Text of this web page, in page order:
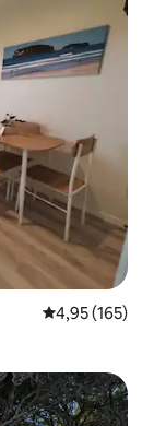
4,95 de uma
4,95 (165)